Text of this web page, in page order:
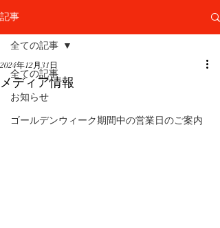
記事
全ての記事
お知らせ
ゴールデンウィーク期間中の営業日のご案内
全ての記事
メディア情報
2024年12月31日